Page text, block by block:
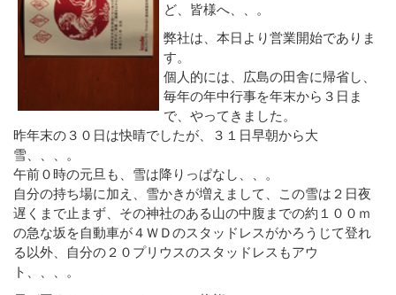
ど、皆様へ、、。
弊社は、本日より営業開始でありま
す。
個人的には、広島の田舎に帰省し、
毎年の年中行事を年末から３日ま
で、やってきました。
昨年末の３０日は快晴でしたが、３１日早朝から大
雪、、、。
午前０時の元旦も、雪は降りっぱなし、、。
自分の持ち場に加え、雪かきが増えまして、この雪は２日夜
遅くまで止まず、その神社のある山の中腹までの約１００ｍ
の急な坂を自動車が４ＷＤのスタッドレスがかろうじて登れ
る以外、自分の２０プリウスのスタッドレスもアウ
ト、、、。